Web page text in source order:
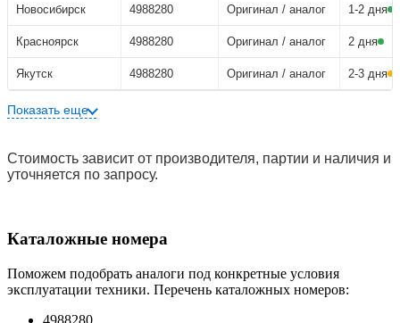
Новосибирск 4988280 Оригинал / аналог 1-2 дня
Красноярск 4988280 Оригинал / аналог 2 дня
Якутск 4988280 Оригинал / аналог 2-3 дня
Показать еще
Стоимость зависит от производителя, партии и наличия и
уточняется по запросу.
Каталожные номера
Поможем подобрать аналоги под конкретные условия
эксплуатации техники. Перечень каталожных номеров:
4988280